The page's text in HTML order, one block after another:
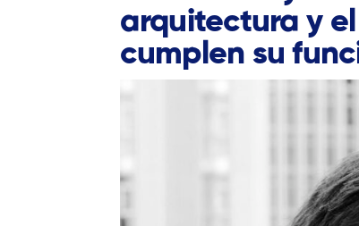
arquitectura y
cumplen su